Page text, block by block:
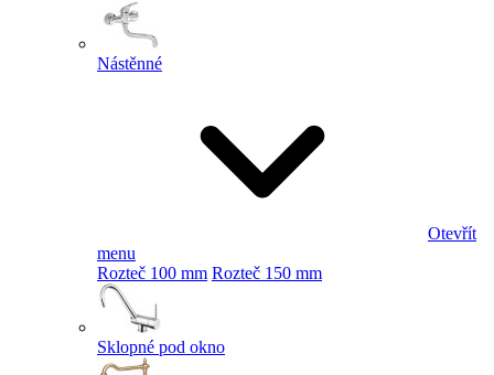
Nástěnné
Otevřít
menu
Rozteč 100 mm Rozteč 150 mm
Sklopné pod okno